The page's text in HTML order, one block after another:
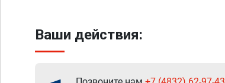
Ваши действия: